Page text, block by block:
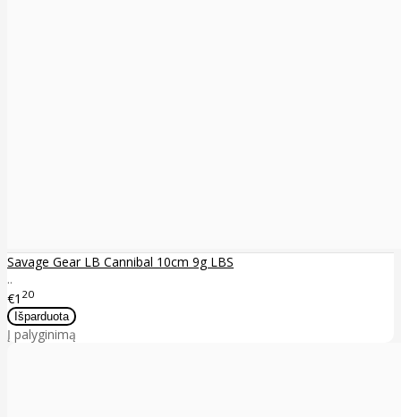
Savage Gear LB Cannibal 10cm 9g LBS
..
€1 20
Į palyginimą